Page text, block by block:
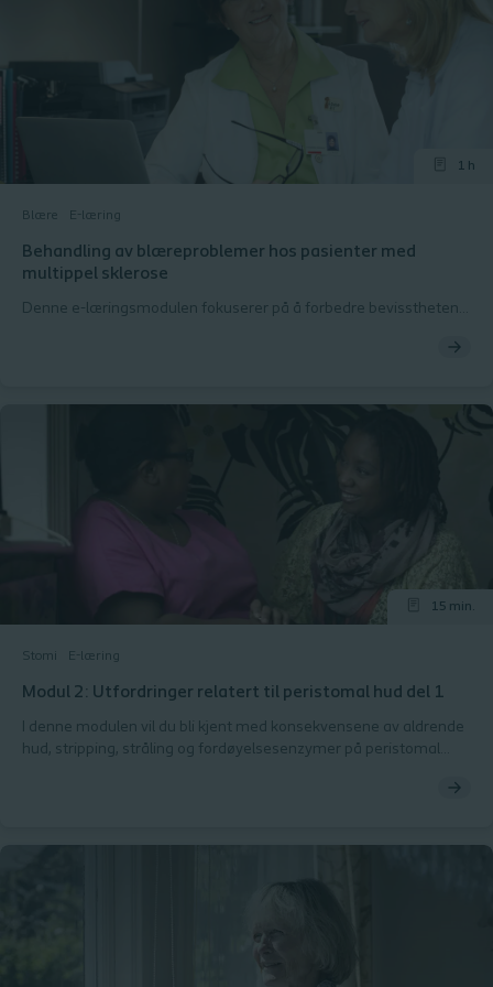
Blære E-læring
1 h
Behandling av blæreproblemer hos pasienter med
multippel sklerose
Denne e-læringsmodulen fokuserer på å forbedre bevisstheten
sklerose kan oppleve. Dette skyldes skade på myelinskjedene i
Stomi E-læring
15 min.
Modul 2: Utfordringer relatert til peristomal hud del 1
I denne modulen vil du bli kjent med konsekvensene av aldrende
hud, stripping, stråling og fordøyelsesenzymer på peristomal
utforske de indre og ytre faktorene og bli presentert for hva du
modulen vil du få muligheten til å teste kunnskapene dine.